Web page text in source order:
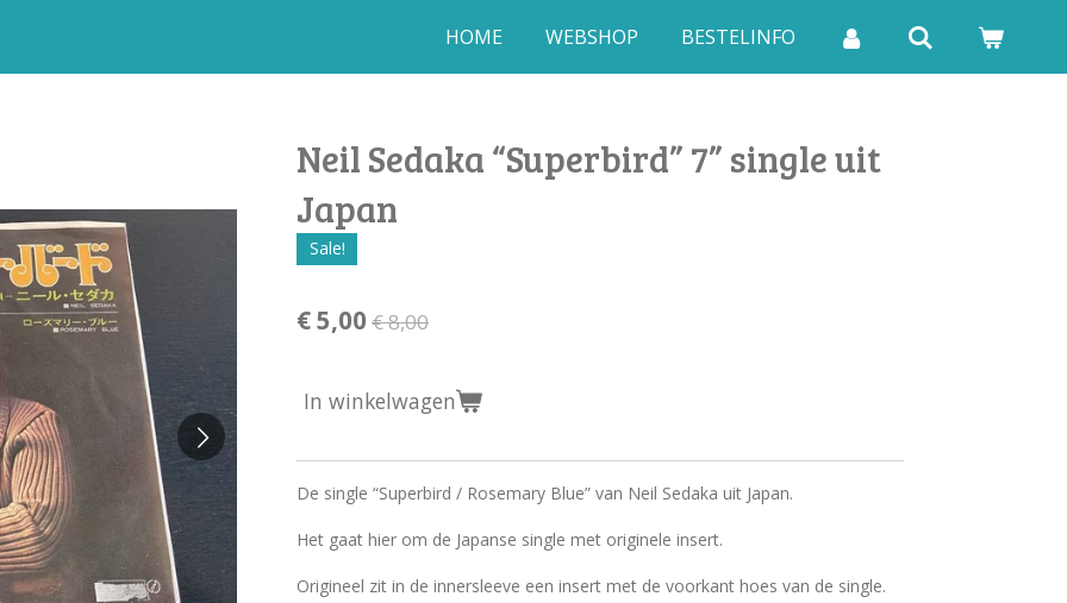
HOME WEBSHOP BESTELINFO
Neil Sedaka “Superbird” 7” single uit
Japan
Sale!
€ 5,00 € 8,00
In winkelwagen
De single “Superbird / Rosemary Blue” van Neil Sedaka uit Japan.
Het gaat hier om de Japanse single met originele insert.
Origineel zit in de innersleeve een insert met de voorkant hoes van de single.